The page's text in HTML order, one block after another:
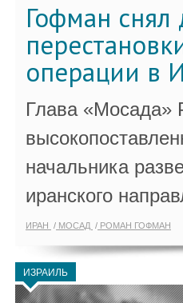
Гофман снял
операции в
Глава «Мосада»
начальника
иранского
ИРАН МОСАД РОМАН ГОФМАН
ИЗРАИЛЬ